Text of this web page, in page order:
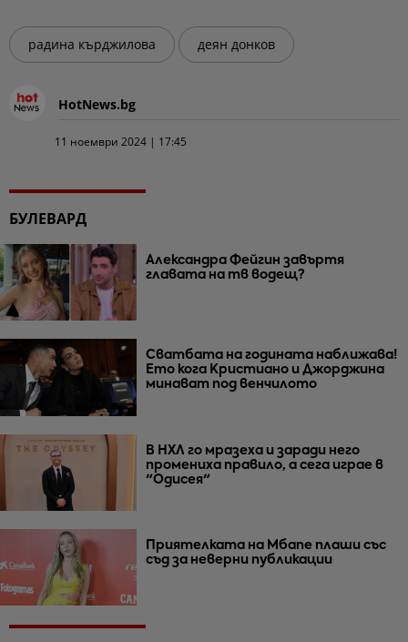
радина кърджилова деян донков
HotNews.bg
11 ноември 2024 | 17:45
БУЛЕВАРД
Александра Фейгин завъртя
главата на тв водещ?
Сватбата на годината наближава!
Ето кога Кристиано и Джорджина
минават под венчилото
В НХЛ го мразеха и заради него
промениха правило, а сега играе в
"Одисея"
Приятелката на Мбапе плаши със
съд за неверни публикации